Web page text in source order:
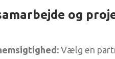
og
Vælg en